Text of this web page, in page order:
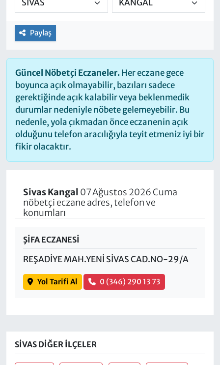
Paylaş
Güncel Nöbetçi Eczaneler.Her eczane gece
boyunca açık olmayabilir, bazıları sadece
gerektiğinde açık kalabilir veya beklenmedik
durumlar nedeniyle nöbete gelemeyebilir. Bu
nedenle, yola çıkmadan önce eczanenin açık
olduğunu telefon aracılığıyla teyit etmeniz iyi bir
fikir olacaktır.
Sivas Kangal 07 Ağustos 2026 Cuma
nöbetçi eczane adres, telefon ve
konumları
ŞİFA ECZANESİ
REŞADİYE MAH.YENİ SİVAS CAD.NO-29/A
Yol Tarifi Al 0 (346) 290 13 73
SIVAS DIĞER İLÇELER